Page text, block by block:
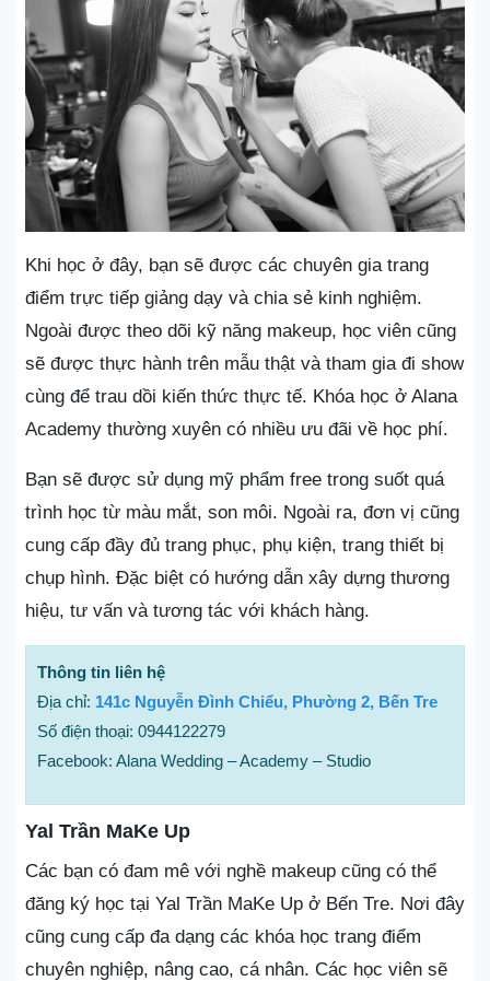
Khi học ở đây, bạn sẽ được các chuyên gia trang
điểm trực tiếp giảng dạy và chia sẻ kinh nghiệm.
Ngoài được theo dõi kỹ năng makeup, học viên cũng
sẽ được thực hành trên mẫu thật và tham gia đi show
cùng để trau dồi kiến thức thực tế. Khóa học ở Alana
Academy thường xuyên có nhiều ưu đãi về học phí.
Bạn sẽ được sử dụng mỹ phẩm free trong suốt quá
trình học từ màu mắt, son môi. Ngoài ra, đơn vị cũng
cung cấp đầy đủ trang phục, phụ kiện, trang thiết bị
chụp hình. Đặc biệt có hướng dẫn xây dựng thương
hiệu, tư vấn và tương tác với khách hàng.
Thông tin liên hệ
Địa chỉ: 141c Nguyễn Đình Chiểu, Phường 2, Bến Tre
Số điện thoại: 0944122279
Facebook: Alana Wedding – Academy – Studio
Yal Trần MaKe Up
Các bạn có đam mê với nghề makeup cũng có thể
đăng ký học tại Yal Trần MaKe Up ở Bến Tre. Nơi đây
cũng cung cấp đa dạng các khóa học trang điểm
chuyên nghiệp, nâng cao, cá nhân. Các học viên sẽ